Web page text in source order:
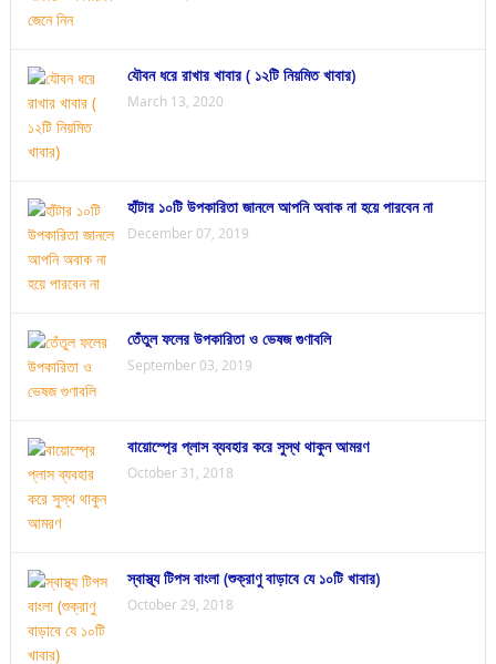
যৌবন ধরে রাখার খাবার ( ১২টি নিয়মিত খাবার)
March 13, 2020
হাঁটার ১০টি উপকারিতা জানলে আপনি অবাক না হয়ে পারবেন না
December 07, 2019
তেঁতুল ফলের উপকারিতা ও ভেষজ গুণাবলি
September 03, 2019
বায়োস্প্রে প্লাস ব্যবহার করে সুস্থ থাকুন আমরণ
October 31, 2018
স্বাস্থ্য টিপস বাংলা (শুক্রাণু বাড়াবে যে ১০টি খাবার)
October 29, 2018